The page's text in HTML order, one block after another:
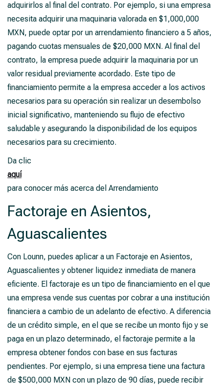
adquirirlos al final del contrato. Por ejemplo, si una empresa
necesita adquirir una maquinaria valorada en $1,000,000
MXN, puede optar por un arrendamiento financiero a 5 años,
pagando cuotas mensuales de $20,000 MXN. Al final del
contrato, la empresa puede adquirir la maquinaria por un
valor residual previamente acordado. Este tipo de
financiamiento permite a la empresa acceder a los activos
necesarios para su operación sin realizar un desembolso
inicial significativo, manteniendo su flujo de efectivo
saludable y asegurando la disponibilidad de los equipos
necesarios para su crecimiento.
Da clic
aquí
para conocer más acerca del Arrendamiento
Factoraje en Asientos,
Aguascalientes
Con Lounn, puedes aplicar a un Factoraje en Asientos,
Aguascalientes y obtener liquidez inmediata de manera
eficiente. El factoraje es un tipo de financiamiento en el que
una empresa vende sus cuentas por cobrar a una institución
financiera a cambio de un adelanto de efectivo. A diferencia
de un crédito simple, en el que se recibe un monto fijo y se
paga en un plazo determinado, el factoraje permite a la
empresa obtener fondos con base en sus facturas
pendientes. Por ejemplo, si una empresa tiene una factura
de $500,000 MXN con un plazo de 90 días, puede recibir